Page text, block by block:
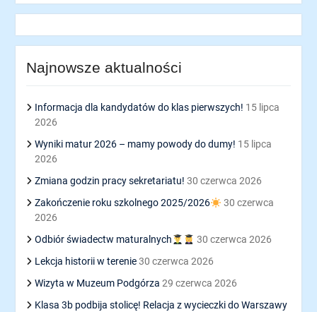
Najnowsze aktualności
Informacja dla kandydatów do klas pierwszych! 15 lipca
2026
Wyniki matur 2026 – mamy powody do dumy! 15 lipca
2026
Zmiana godzin pracy sekretariatu! 30 czerwca 2026
Zakończenie roku szkolnego 2025/2026
30 czerwca
2026
Odbiór świadectw maturalnych
30 czerwca 2026
Lekcja historii w terenie 30 czerwca 2026
Wizyta w Muzeum Podgórza 29 czerwca 2026
Klasa 3b podbija stolicę! Relacja z wycieczki do Warszawy